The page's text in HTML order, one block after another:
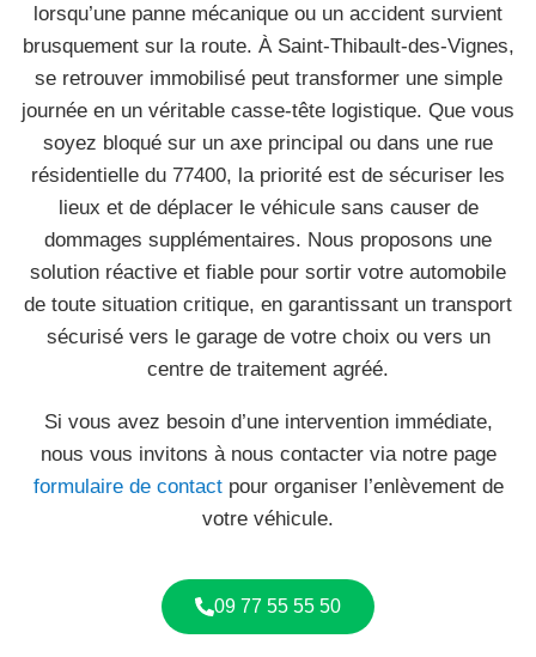
lorsqu’une panne mécanique ou un accident survient
brusquement sur la route. À Saint-Thibault-des-Vignes,
se retrouver immobilisé peut transformer une simple
journée en un véritable casse-tête logistique. Que vous
soyez bloqué sur un axe principal ou dans une rue
résidentielle du 77400, la priorité est de sécuriser les
lieux et de déplacer le véhicule sans causer de
dommages supplémentaires. Nous proposons une
solution réactive et fiable pour sortir votre automobile
de toute situation critique, en garantissant un transport
sécurisé vers le garage de votre choix ou vers un
centre de traitement agréé.
Si vous avez besoin d’une intervention immédiate,
nous vous invitons à nous contacter via notre page
formulaire de contactpour organiser l’enlèvement de
votre véhicule.
09 77 55 55 50